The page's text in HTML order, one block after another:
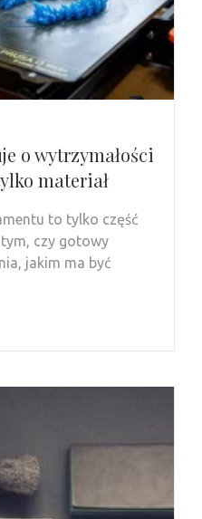
o wytrzymałości
materiał
to tylko część
czy gotowy
jakim ma być